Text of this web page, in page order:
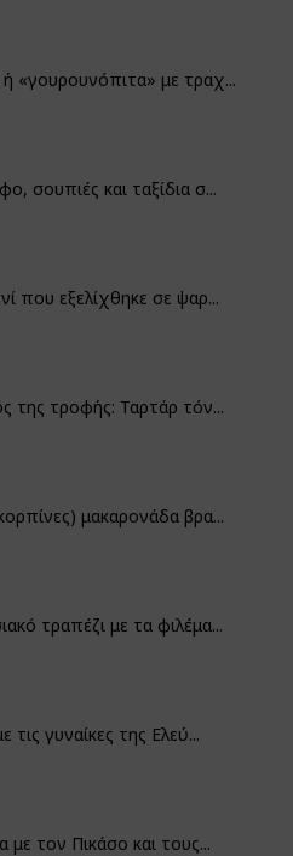
«γουρουνόπιτα» με τραχ...
σουπιές και ταξίδια σ...
που εξελίχθηκε σε ψαρ...
της τροφής: Ταρτάρ τόν...
μακαρονάδα βρα...
τραπέζι με τα φιλέμα...
τις γυναίκες της Ελεύ...
με τον Πικάσο και τους...